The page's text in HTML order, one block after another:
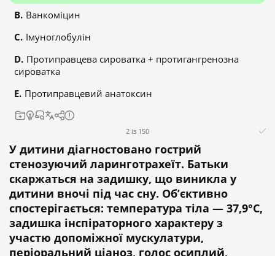
Ванкоміцин
Імуноглобулін
Протиправцева сироватка + протигангренозна
сироватка
Протиправцевий анатоксин
2 із 150
У дитини діагностовано гострий
стенозуючий ларинготрахеїт. Батьки
скаржаться на задишку, що виникла у
дитини вночі під час сну. Об’єктивно
спостерігається: температура тіла — 37,9°С,
задишка інспіраторного характеру з
участю допоміжної мускулатури,
періоральний ціаноз, голос осиплий,